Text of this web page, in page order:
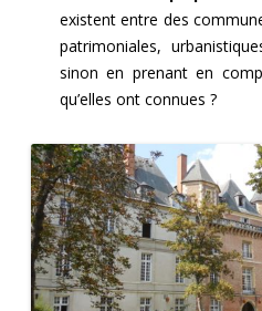
existent entre des
patrimoniales,
sinon en prenant en
qu’elles ont connues ?